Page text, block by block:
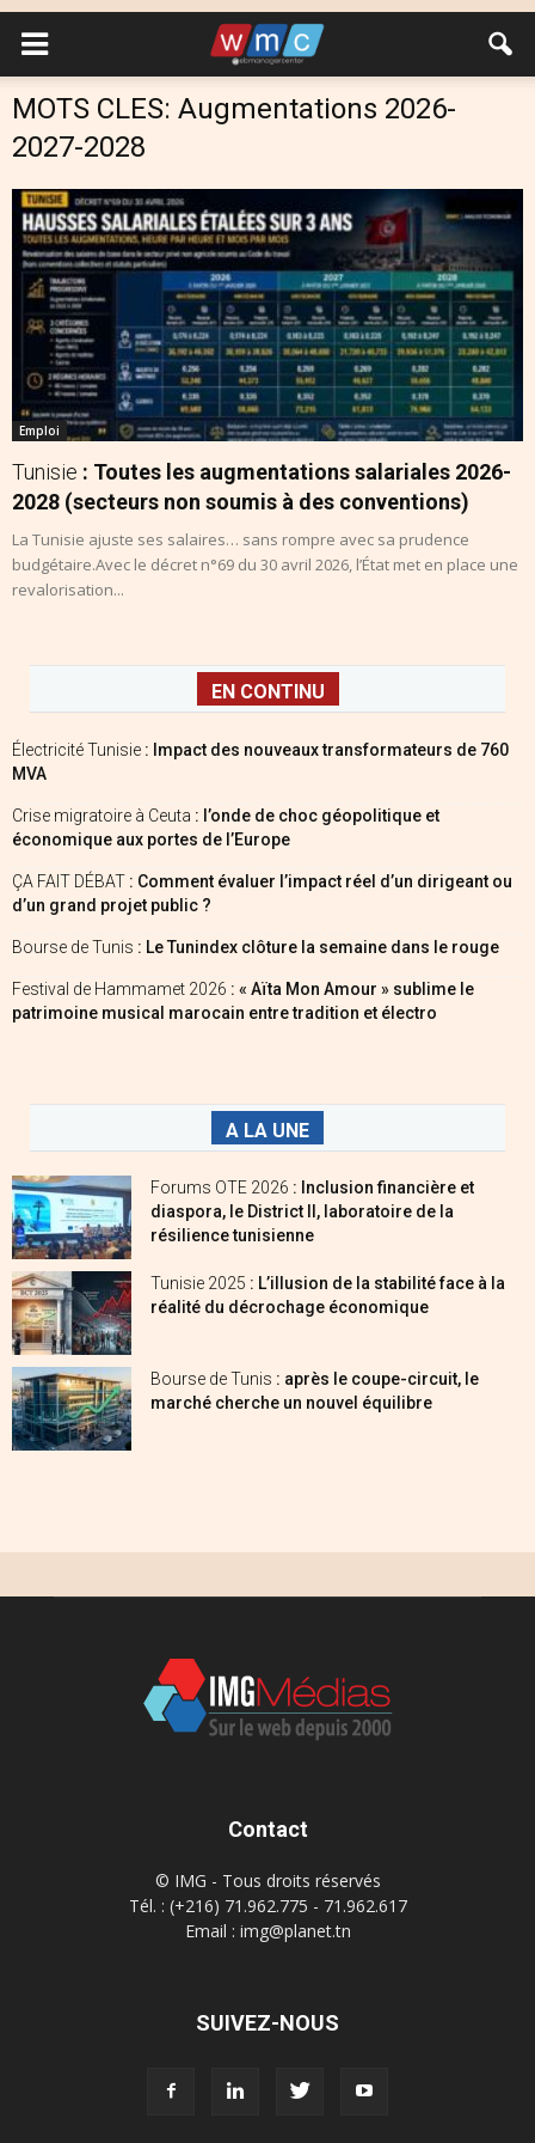
MOTS CLES: Augmentations 2026-
2027-2028
Emploi
Tunisie : Toutes les augmentations salariales 2026-
2028 (secteurs non soumis à des conventions)
La Tunisie ajuste ses salaires… sans rompre avec sa prudence
budgétaire.Avec le décret n°69 du 30 avril 2026, l’État met en place une
revalorisation...
EN CONTINU
Électricité Tunisie : Impact des nouveaux transformateurs de 760
MVA
Crise migratoire à Ceuta : l’onde de choc géopolitique et
économique aux portes de l’Europe
ÇA FAIT DÉBAT : Comment évaluer l’impact réel d’un dirigeant ou
d’un grand projet public ?
Bourse de Tunis : Le Tunindex clôture la semaine dans le rouge
Festival de Hammamet 2026 : « Aïta Mon Amour » sublime le
patrimoine musical marocain entre tradition et électro
A LA UNE
Forums OTE 2026 : Inclusion financière et
diaspora, le District II, laboratoire de la
résilience tunisienne
Tunisie 2025 : L’illusion de la stabilité face à la
réalité du décrochage économique
Bourse de Tunis : après le coupe-circuit, le
marché cherche un nouvel équilibre
Contact
© IMG - Tous droits réservés
Tél. : (+216) 71.962.775 - 71.962.617
Email : img@planet.tn
SUIVEZ-NOUS